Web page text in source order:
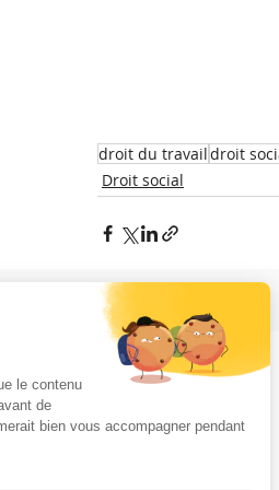
droit du travaildroit
Droit social
Posts récents